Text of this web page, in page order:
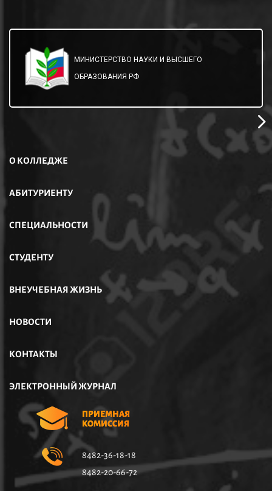
МИНИСТЕРСТВО НАУКИ И ВЫСШЕГО
ОБРАЗОВАНИЯ РФ
О КОЛЛЕДЖЕ
АБИТУРИЕНТУ
СПЕЦИАЛЬНОСТИ
СТУДЕНТУ
ВНЕУЧЕБНАЯ ЖИЗНЬ
НОВОСТИ
КОНТАКТЫ
ЭЛЕКТРОННЫЙ ЖУРНАЛ
ПРИЕМНАЯ
КОМИССИЯ
8482-36-18-18
8482-20-66-72